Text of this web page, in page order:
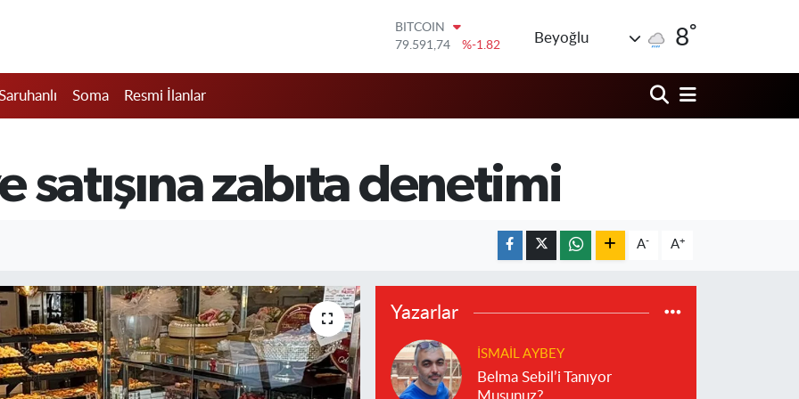
BITCOIN
79.591,74
%-1.82
53,38690
%0.19
6862,09000
%0.19
BİST100
Beyoğlu 8°
Soma Resmi İlanlar
satışına zabıta denetimi
A- A+
Yazarlar
İSMAIL AYBEY
Belma Sebil’i Tanıyor